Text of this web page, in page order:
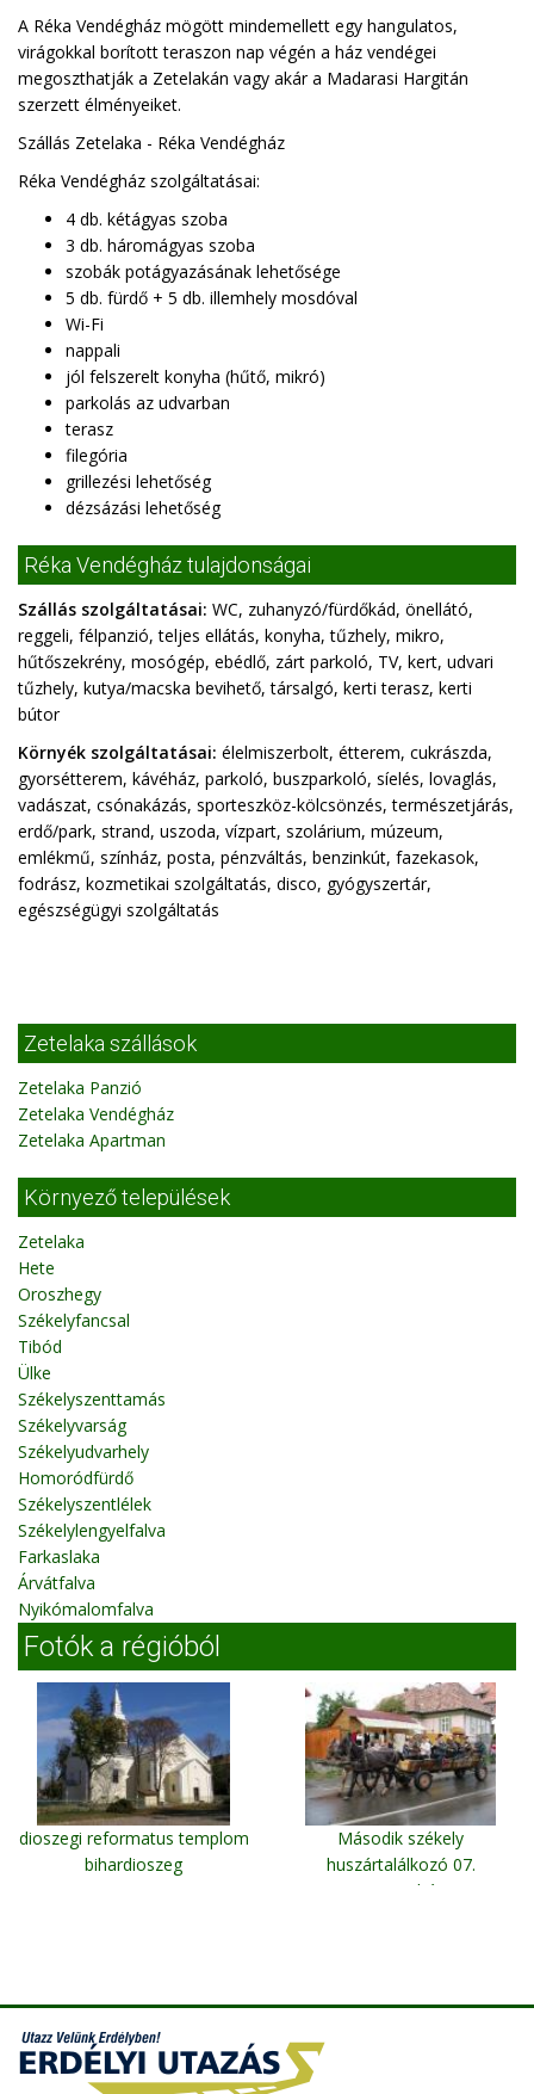
A Réka Vendégház mögött mindemellett egy hangulatos,
virágokkal borított teraszon nap végén a ház vendégei
megoszthatják a Zetelakán vagy akár a Madarasi Hargitán
szerzett élményeiket.
Szállás Zetelaka - Réka Vendégház
Réka Vendégház szolgáltatásai:
4 db. kétágyas szoba
3 db. háromágyas szoba
szobák potágyazásának lehetősége
5 db. fürdő + 5 db. illemhely mosdóval
Wi-Fi
nappali
jól felszerelt konyha (hűtő, mikró)
parkolás az udvarban
terasz
filegória
grillezési lehetőség
dézsázási lehetőség
Réka Vendégház tulajdonságai
Szállás szolgáltatásai: WC, zuhanyzó/fürdőkád, önellátó,
reggeli, félpanzió, teljes ellátás, konyha, tűzhely, mikro,
hűtőszekrény, mosógép, ebédlő, zárt parkoló, TV, kert, udvari
tűzhely, kutya/macska bevihető, társalgó, kerti terasz, kerti
bútor
Környék szolgáltatásai: élelmiszerbolt, étterem, cukrászda,
gyorsétterem, kávéház, parkoló, buszparkoló, síelés, lovaglás,
vadászat, csónakázás, sporteszköz-kölcsönzés, természetjárás,
erdő/park, strand, uszoda, vízpart, szolárium, múzeum,
emlékmű, színház, posta, pénzváltás, benzinkút, fazekasok,
fodrász, kozmetikai szolgáltatás, disco, gyógyszertár,
egészségügyi szolgáltatás
Zetelaka szállások
Zetelaka Panzió
Zetelaka Vendégház
Zetelaka Apartman
Környező települések
Zetelaka
Hete
Oroszhegy
Székelyfancsal
Tibód
Ülke
Székelyszenttamás
Székelyvarság
Székelyudvarhely
Homoródfürdő
Székelyszentlélek
Székelylengyelfalva
Farkaslaka
Árvátfalva
Nyikómalomfalva
Fotók a régióból
dioszegi reformatus templom
bihardioszeg
Második székely
huszártalálkozó 07.
Szentegyháza